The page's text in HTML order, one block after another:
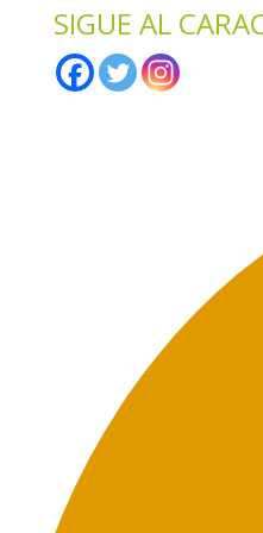
SIGUE AL